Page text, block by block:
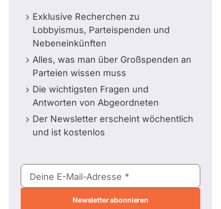
Exklusive Recherchen zu
Lobbyismus, Parteispenden und
Nebeneinkünften
Alles, was man über Großspenden an
Parteien wissen muss
Die wichtigsten Fragen und
Antworten von Abgeordneten
Der Newsletter erscheint wöchentlich
und ist kostenlos
E-
Mail-
Deine E-Mail-Adresse